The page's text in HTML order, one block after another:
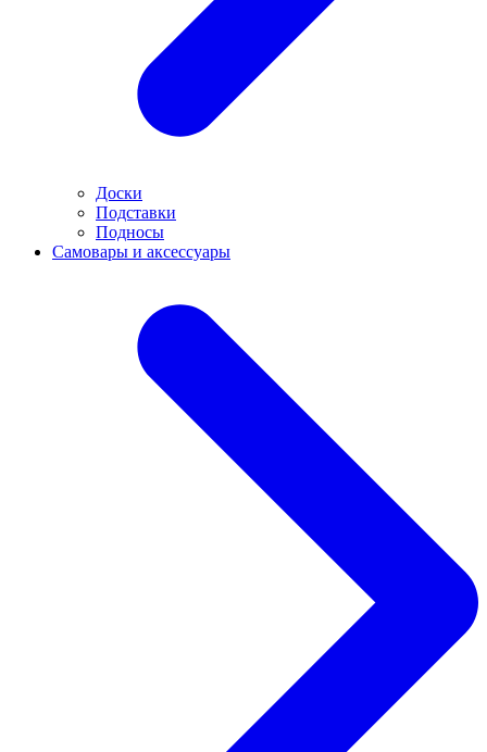
Доски
Подставки
Подносы
Самовары и аксессуары